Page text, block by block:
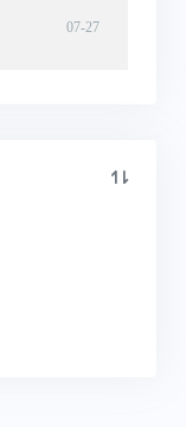
07-27